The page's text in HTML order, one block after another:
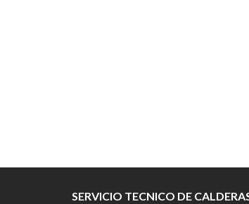
SERVICIO TECNICO DE